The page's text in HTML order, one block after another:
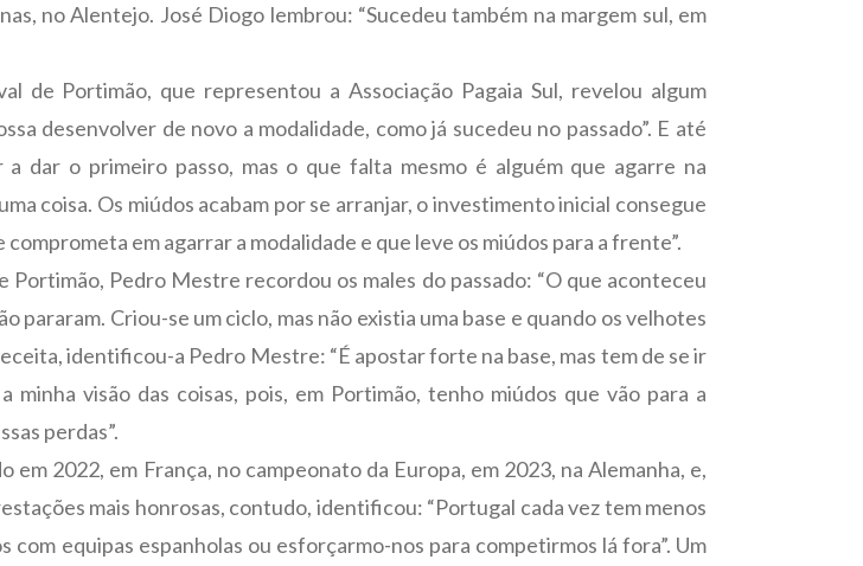
no Alentejo. José Diogo lembrou: “Sucedeu também na margem sul, em
de Portimão, que representou a Associação Pagaia Sul, revelou algum
desenvolver de novo a modalidade, como já sucedeu no passado”. E até
dar o primeiro passo, mas o que falta mesmo é alguém que agarre na
coisa. Os miúdos acabam por se arranjar, o investimento inicial consegue
em agarrar a modalidade e que leve os miúdos para a frente”.
Pedro Mestre recordou os males do passado: “O que aconteceu
Criou-se um ciclo, mas não existia uma base e quando os velhotes
identificou-a Pedro Mestre: “É apostar forte na base, mas tem de se ir
visão das coisas, pois, em Portimão, tenho miúdos que vão para a
perdas”.
2022, em França, no campeonato da Europa, em 2023, na Alemanha, e,
mais honrosas, contudo, identificou: “Portugal cada vez tem menos
equipas espanholas ou esforçarmo-nos para competirmos lá fora”. Um